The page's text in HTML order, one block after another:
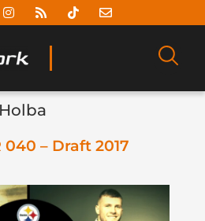
– Draft 2017